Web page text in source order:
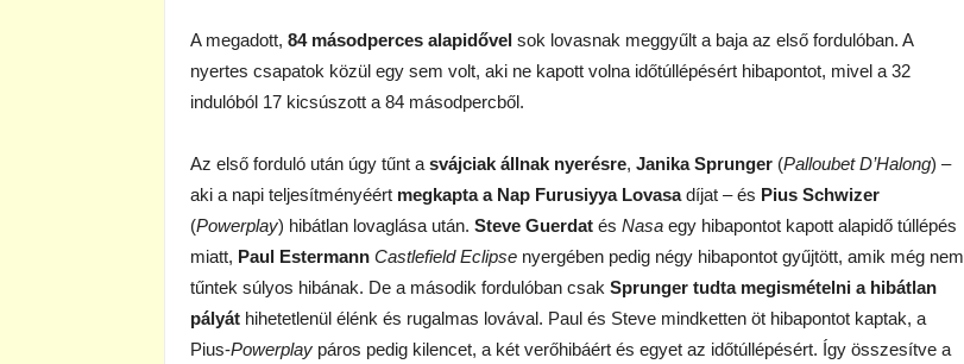
A megadott, 84 másodperces alapidővel sok lovasnak meggyűlt a baja az első fordulóban. A
nyertes csapatok közül egy sem volt, aki ne kapott volna időtúllépésért hibapontot, mivel a 32
indulóból 17 kicsúszott a 84 másodpercből.
Az első forduló után úgy tűnt a svájciak állnak nyerésre, Janika Sprunger (Palloubet D’Halong) –
aki a napi teljesítményéért megkapta a Nap Furusiyya Lovasadíjat – és Pius Schwizer
(Powerplay) hibátlan lovaglása után. Steve Guerdat és Nasa egy hibapontot kapott alapidő túllépés
miatt, Paul Estermann Castlefield Eclipse nyergében pedig négy hibapontot gyűjtött, amik még nem
tűntek súlyos hibának. De a második fordulóban csak Sprunger tudta megismételni a hibátlan
pályát hihetetlenül élénk és rugalmas lovával. Paul és Steve mindketten öt hibapontot kaptak, a
Pius-Powerplay páros pedig kilencet, a két verőhibáért és egyet az időtúllépésért. Így összesítve a